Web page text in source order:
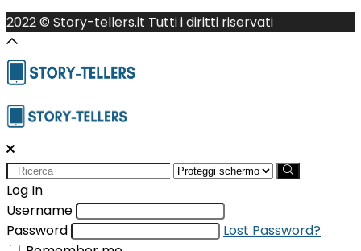
2022 © Story-tellers.it Tutti i diritti riservati
Search
for:
Log In
Username
Password
Lost Password?